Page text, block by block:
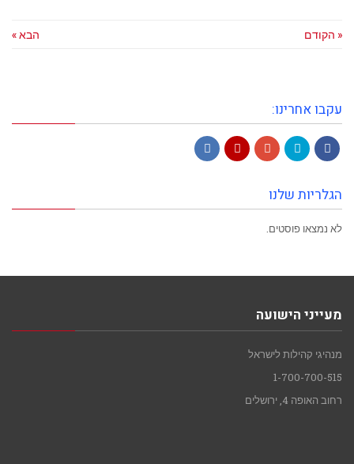
« הקודם הבא »
עקבו אחרינו:
הגלריות שלנו
לא נמצאו פוסטים.
מעייני הישועה
מנהיגי קהילות לישראל
1-700-700-515
רחוב האופה 4, ירושלים